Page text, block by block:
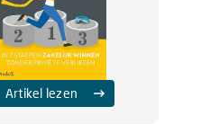
Artikel lezen